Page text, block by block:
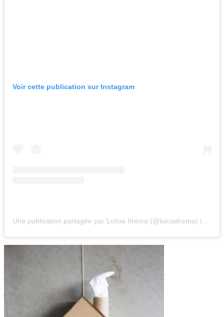
Voir cette publication sur Instagram
Une publication partagée par Loïcia Itréma (@loiciaitrema) le